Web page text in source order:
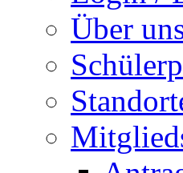
Über